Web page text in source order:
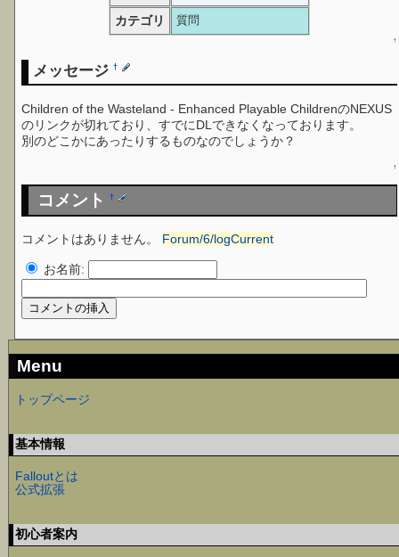
カテゴリ 質問
↑
メッセージ†
Children of the Wasteland - Enhanced Playable ChildrenのNEXUS
のリンクが切れており、すでにDLできなくなっております。
別のどこかにあったりするものなのでしょうか？
↑
コメント†
コメントはありません。 Forum/6/logCurrent
お名前:
Menu
トップページ
基本情報
Falloutとは
公式拡張
初心者案内